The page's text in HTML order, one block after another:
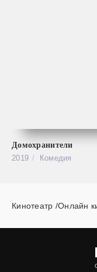
Домохранители
2019
Комедия
Кинотеатр /Онлайн